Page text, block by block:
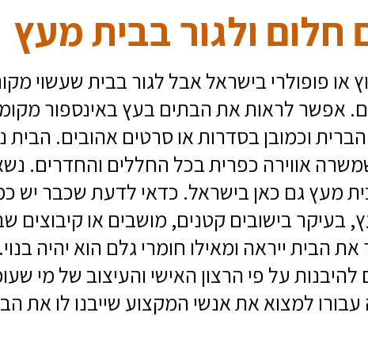
חלום ולגור בבית מעץ
פופולרי בישראל אבל לגור בבית שעשוי
אפשר לראות את הבתים בעץ באינספור
וכמובן בסדרות או סרטים אהובים. הבית
אווירה כפרית בכל החללים והחדרים.
מעץ גם כאן בישראל. כדאי לדעת שכבר יש
בעיקר בישובים קטנים, מושבים או קיבוצים
הבית ייראה ומאילו חומרי גלם הוא יהיה
על פי הרצון האישי והעיצוב של מי
עבורו למצוא את אנשי המקצוע שייבנו לו את